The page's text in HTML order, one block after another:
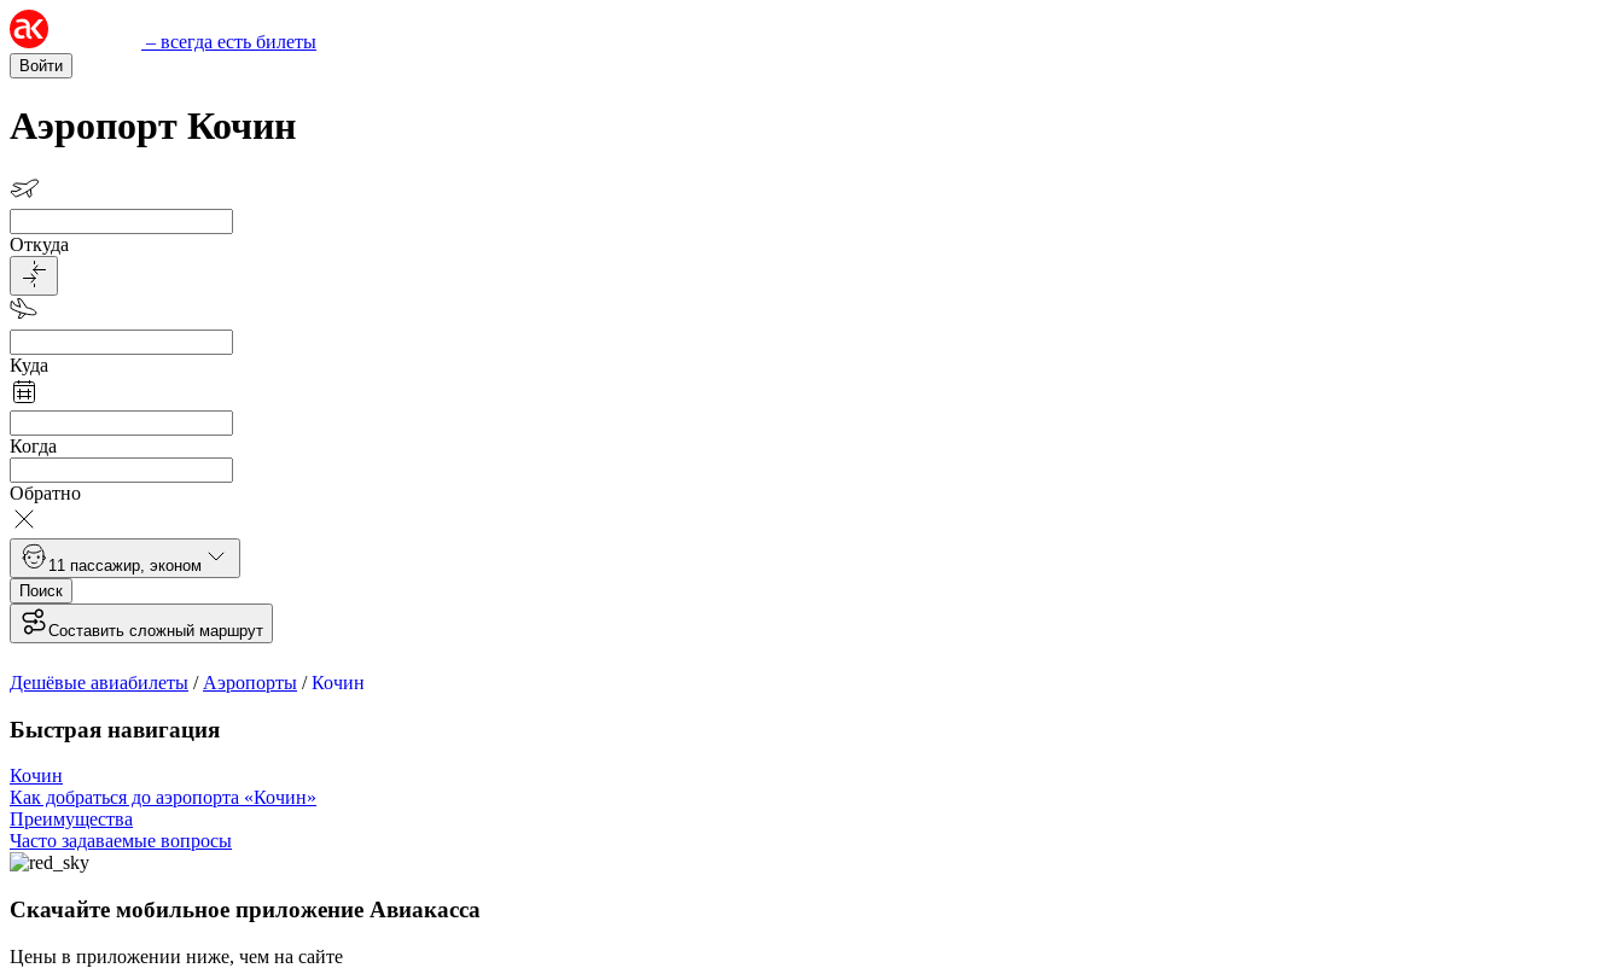
– всегда есть билеты
Войти
Аэропорт Кочин
Откуда
Куда
Когда
Обратно
1 1 пассажир эконом
Поиск
Составить сложный маршрут
Дешёвые авиабилеты / Аэропорты /Кочин
Быстрая навигация
Кочин
Как добраться до аэропорта «Кочин»
Преимущества
Часто задаваемые вопросы
Скачайте мобильное приложение Авиакасса
Цены в приложении ниже, чем на сайте